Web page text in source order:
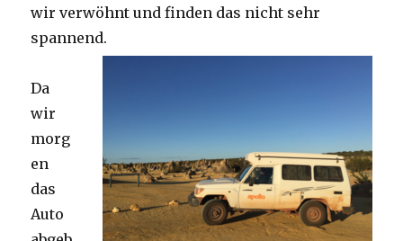
wir verwöhnt und finden das nicht sehr
spannend.
Da
wir
morg
en
das
Auto